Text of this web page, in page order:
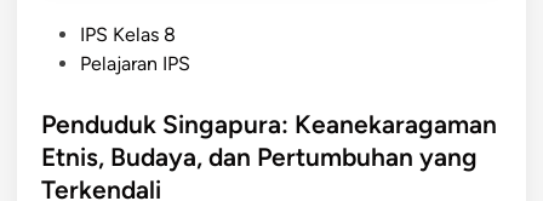
t
e
d
IPS Kelas 8
Pelajaran IPS
Penduduk Singapura: Keanekaragaman
Etnis, Budaya, dan Pertumbuhan yang
Terkendali